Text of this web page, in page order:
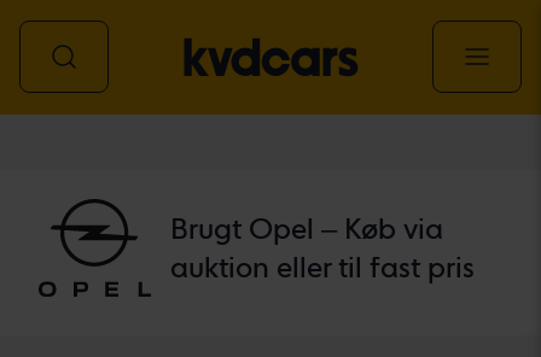
Brugt Opel – Køb via
auktion eller til fast pris